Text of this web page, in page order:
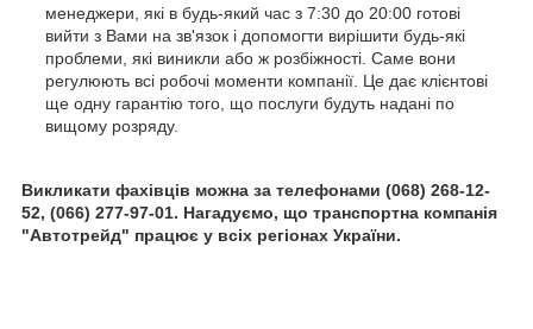
менеджери, які в будь-який час з 7:30 до 20:00 готові
вийти з Вами на зв'язок і допомогти вирішити будь-які
проблеми, які виникли або ж розбіжності. Саме вони
регулюють всі робочі моменти компанії. Це дає клієнтові
ще одну гарантію того, що послуги будуть надані по
вищому розряду.
Викликати фахівців можна за телефонами (068) 268-12-
52, (066) 277-97-01. Нагадуємо, що транспортна компанія
"Автотрейд" працює у всіх регіонах України.